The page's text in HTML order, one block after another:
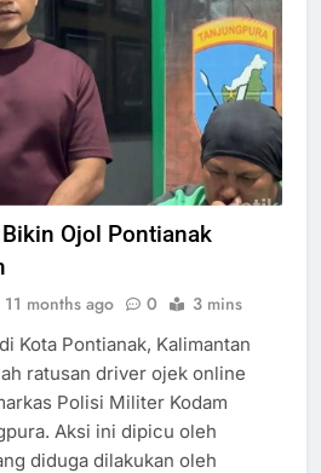
Ojol Pontianak
11 months ago 0 3 mins
Kota Pontianak, Kalimantan
ratusan driver ojek online
Polisi Militer Kodam
Aksi ini dipicu oleh
diduga dilakukan oleh